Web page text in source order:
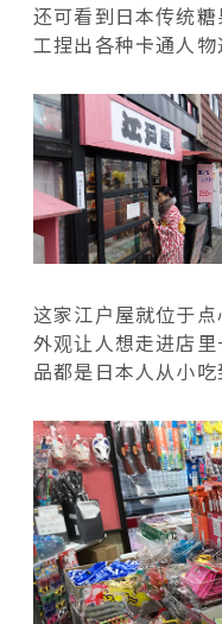
还可看到日本传统
工捏出各种卡通人物
这家江户屋就位于
外观让人想走进店
品都是日本人从小吃